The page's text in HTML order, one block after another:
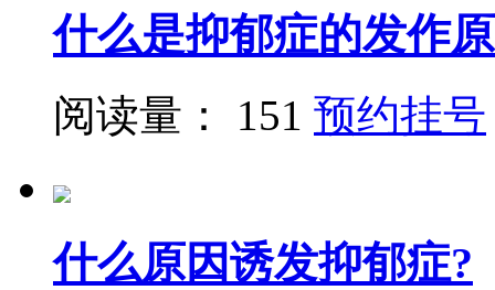
什么是抑郁症的发作
阅读量： 151 预约挂号
什么原因诱发抑郁症?